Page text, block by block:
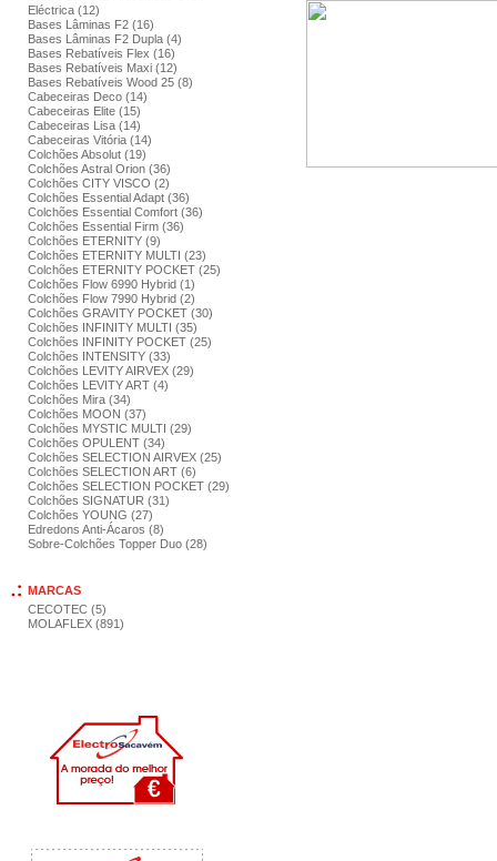
Eléctrica (12)
Bases Lâminas F2 (16)
Bases Lâminas F2 Dupla (4)
Bases Rebatíveis Flex (16)
Bases Rebatíveis Maxi (12)
Bases Rebatíveis Wood 25 (8)
Cabeceiras Deco (14)
Cabeceiras Elite (15)
Cabeceiras Lisa (14)
Cabeceiras Vitória (14)
Colchões Absolut (19)
Colchões Astral Orion (36)
Colchões CITY VISCO (2)
Colchões Essential Adapt (36)
Colchões Essential Comfort (36)
Colchões Essential Firm (36)
Colchões ETERNITY (9)
Colchões ETERNITY MULTI (23)
Colchões ETERNITY POCKET (25)
Colchões Flow 6990 Hybrid (1)
Colchões Flow 7990 Hybrid (2)
Colchões GRAVITY POCKET (30)
Colchões INFINITY MULTI (35)
Colchões INFINITY POCKET (25)
Colchões INTENSITY (33)
Colchões LEVITY AIRVEX (29)
Colchões LEVITY ART (4)
Colchões Mira (34)
Colchões MOON (37)
Colchões MYSTIC MULTI (29)
Colchões OPULENT (34)
Colchões SELECTION AIRVEX (25)
Colchões SELECTION ART (6)
Colchões SELECTION POCKET (29)
Colchões SIGNATUR (31)
Colchões YOUNG (27)
Edredons Anti-Ácaros (8)
Sobre-Colchões Topper Duo (28)
MARCAS
CECOTEC (5)
MOLAFLEX (891)